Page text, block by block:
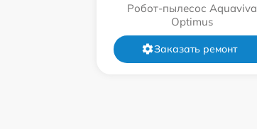
Робот-пылесос Aquaviva
Optimus
Заказать ремонт